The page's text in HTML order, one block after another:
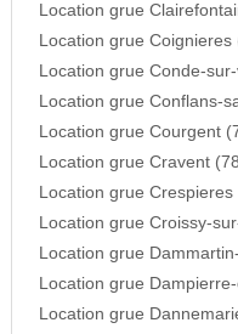
Location grue
Location grue Coignieres
Location grue Conde-
Location grue Conflans-
Location grue Courgent
Location grue Cravent
Location grue Crespieres
Location grue Croissy-
Location grue
Location grue
Location grue